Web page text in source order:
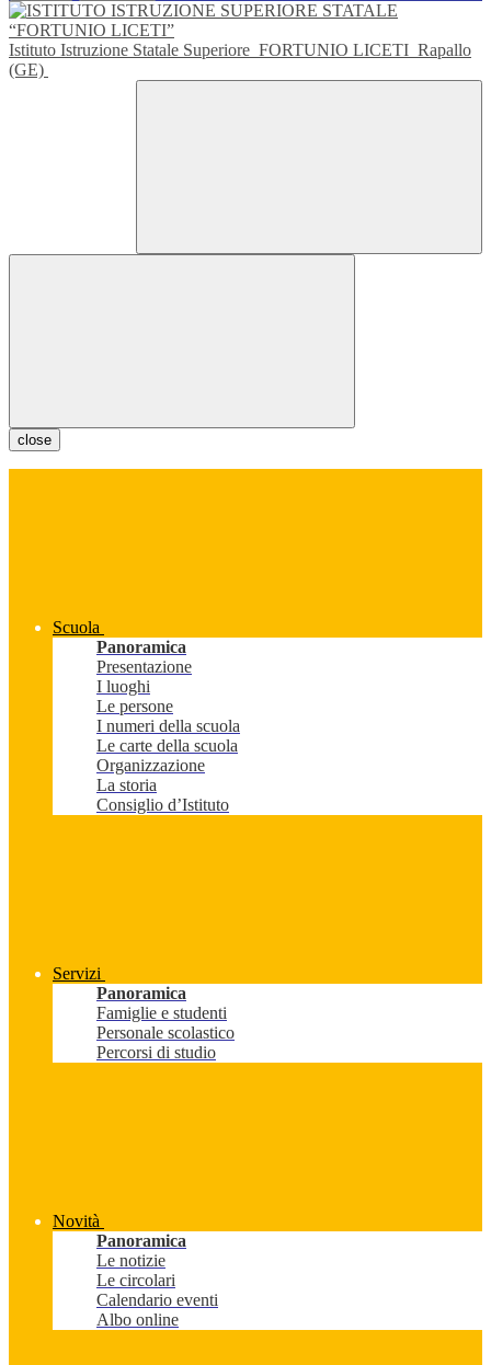
Istituto Istruzione Statale Superiore FORTUNIO LICETI Rapallo
(GE)
close
Scuola
Panoramica
Presentazione
I luoghi
Le persone
I numeri della scuola
Le carte della scuola
Organizzazione
La storia
Consiglio d’Istituto
Servizi
Panoramica
Famiglie e studenti
Personale scolastico
Percorsi di studio
Novità
Panoramica
Le notizie
Le circolari
Calendario eventi
Albo online